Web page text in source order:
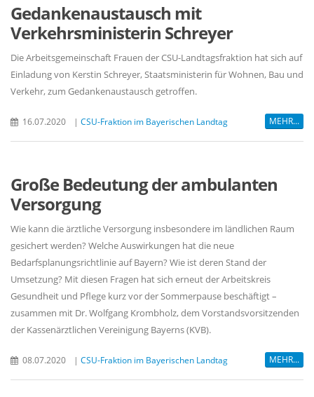
Gedankenaustausch mit
Verkehrsministerin Schreyer
Die Arbeitsgemeinschaft Frauen der CSU-Landtagsfraktion hat sich auf
Einladung von Kerstin Schreyer, Staatsministerin für Wohnen, Bau und
Verkehr, zum Gedankenaustausch getroffen.
16.07.2020 | CSU-Fraktion im Bayerischen Landtag MEHR...
Große Bedeutung der ambulanten
Versorgung
Wie kann die ärztliche Versorgung insbesondere im ländlichen Raum
gesichert werden? Welche Auswirkungen hat die neue
Bedarfsplanungsrichtlinie auf Bayern? Wie ist deren Stand der
Umsetzung? Mit diesen Fragen hat sich erneut der Arbeitskreis
Gesundheit und Pflege kurz vor der Sommerpause beschäftigt –
zusammen mit Dr. Wolfgang Krombholz, dem Vorstandsvorsitzenden
der Kassenärztlichen Vereinigung Bayerns (KVB).
08.07.2020 | CSU-Fraktion im Bayerischen Landtag MEHR...